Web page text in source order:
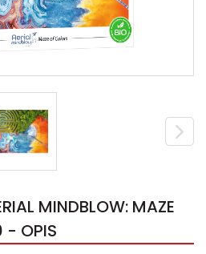
MINDBLOW: MAZE
- OPIS